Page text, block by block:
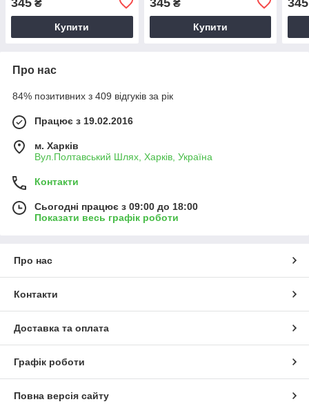
₴
Купити
₴
Купити
Про нас
84% позитивних з 409 відгуків за рік
Працює з 19.02.2016
м. Харків
Вул.Полтавський Шлях, Харків, Україна
Контакти
Сьогодні працює з 09:00 до 18:00
Показати весь графік роботи
Про нас
Контакти
Доставка та оплата
Графік роботи
Повна версія сайту